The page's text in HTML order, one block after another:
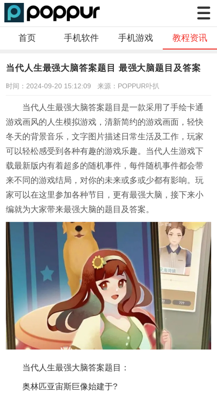
首页 手机软件 手机游戏 教程资讯
当代人生最强大脑答案题目 最强大脑题目及答案
时间：2024-09-20 15:12:09 来源：POPPUR卟扒
当代人生最强大脑答案题目是一款采用了手绘卡通
游戏画风的人生模拟游戏，清新简约的游戏画面，轻快
冬天的背景音乐，文字图片描述日常生活及工作，玩家
可以轻松感受到各种有趣的游戏乐趣。当代人生游戏下
载最新版内有着超多的随机事件，每件随机事件都会带
来不同的游戏结局，对你的未来或多或少都有影响。玩
家可以在这里参加各种节目，更有最强大脑，接下来小
编就为大家带来最强大脑的题目及答案。
当代人生最强大脑答案题目：
奥林匹亚宙斯巨像始建于?